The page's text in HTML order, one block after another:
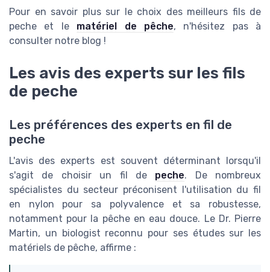
Pour en savoir plus sur le choix des meilleurs fils de
peche et le matériel de pêche, n'hésitez pas à
consulter notre blog !
Les avis des experts sur les fils
de peche
Les préférences des experts en fil de
peche
L'avis des experts est souvent déterminant lorsqu'il
s'agit de choisir un fil de peche. De nombreux
spécialistes du secteur préconisent l'utilisation du fil
en nylon pour sa polyvalence et sa robustesse,
notamment pour la pêche en eau douce. Le Dr. Pierre
Martin, un biologist reconnu pour ses études sur les
matériels de pêche, affirme :